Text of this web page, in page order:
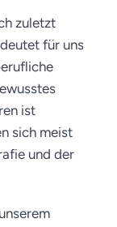
zuletzt
für uns
ist
sich meist
und der